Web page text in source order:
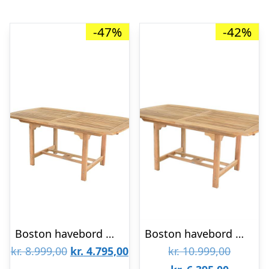
-47%
Boston havebord med udtræk – 90 x 150/200 cm
kr.8.999,00 Den
kr. 4.795,00Den
-42%
Boston havebord med udtræk – 100 x 180/240 cm
kr.10.999,00Den